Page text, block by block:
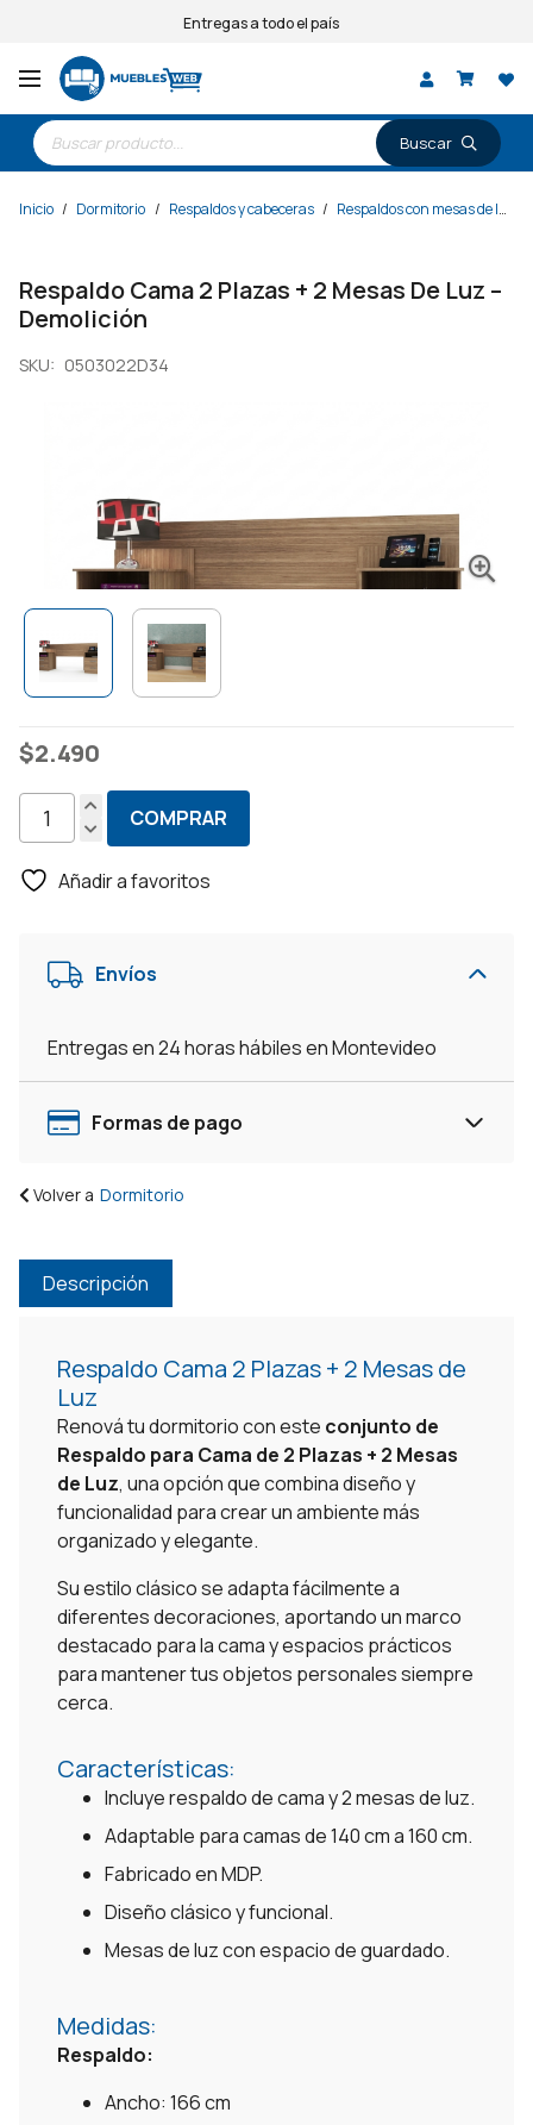
Entregas a todo el país
Búsqueda
de
productos
Inicio / Dormitorio / Respaldos y cabeceras / Respaldos con mesas de luz
Respaldo Cama 2 Plazas + 2 Mesas De Luz –
Demolición
SKU: 0503022D34
$2.490
Respaldo
2
Luz
-
Demolición
COMPRAR
Añadir a favoritos
Envíos
Entregas en 24 horas hábiles en Montevideo
Formas de pago
Volver a Dormitorio
Descripción
Respaldo Cama 2 Plazas + 2 Mesas de
Luz
Renová tu dormitorio con este conjunto de
Respaldo para Cama de 2 Plazas + 2 Mesas
de Luz, una opción que combina diseño y
funcionalidad para crear un ambiente más
organizado y elegante.
Su estilo clásico se adapta fácilmente a
diferentes decoraciones, aportando un marco
destacado para la cama y espacios prácticos
para mantener tus objetos personales siempre
cerca.
Características:
Incluye respaldo de cama y 2 mesas de luz.
Adaptable para camas de 140 cm a 160 cm.
Fabricado en MDP.
Diseño clásico y funcional.
Mesas de luz con espacio de guardado.
Medidas:
Respaldo:
Ancho: 166 cm